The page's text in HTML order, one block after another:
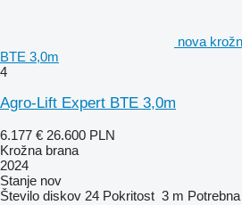
nova
BTE 3,0m
4
Agro-Lift Expert BTE 3,0m
6.177 € 26.600 PLN
Krožna brana
2024
Stanje nov
Število diskov 24 Pokritost 3 m